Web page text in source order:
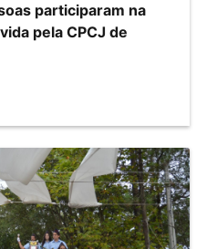
participaram na
pela CPCJ de